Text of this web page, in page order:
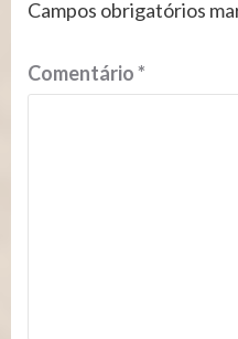
Campos obrigatórios
Comentário*